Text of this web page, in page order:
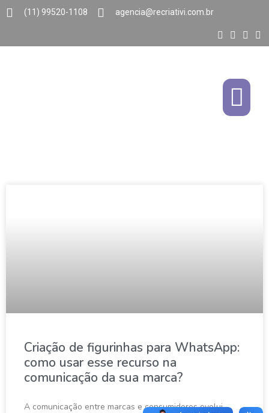
(11) 99520-1108 agencia@recriativi.com.br
Criação de figurinhas para WhatsApp:
como usar esse recurso na
comunicação da sua marca?
A comunicação entre marcas e consumidores evolui